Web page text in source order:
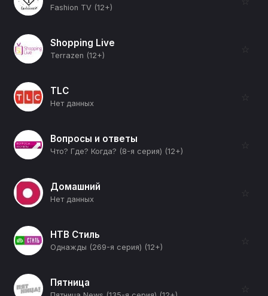
Fashion TV (12+)
Shopping Live
Terrazen (12+)
☆
TLC
Нет данных
☆
Вопросы и ответы
Что? Где? Когда? (8-я серия) (12+)
☆
Домашний
Нет данных
☆
НТВ Стиль
Однажды (269-я серия) (12+)
☆
Пятница ☆